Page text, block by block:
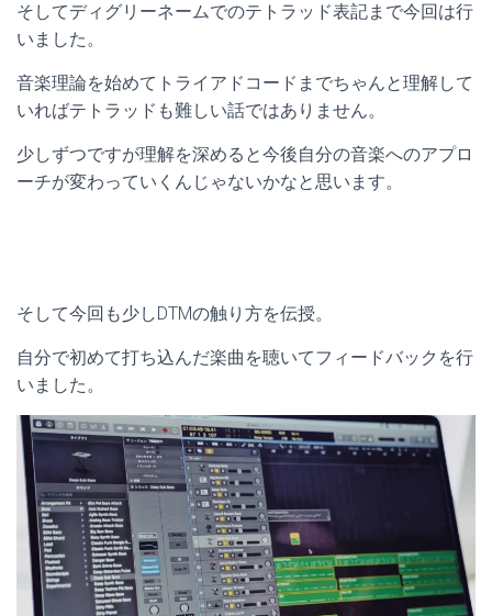
そしてディグリーネームでのテトラッド表記まで今回は行
いました。
音楽理論を始めてトライアドコードまでちゃんと理解して
いればテトラッドも難しい話ではありません。
少しずつですが理解を深めると今後自分の音楽へのアプロ
ーチが変わっていくんじゃないかなと思います。
そして今回も少しDTMの触り方を伝授。
自分で初めて打ち込んだ楽曲を聴いてフィードバックを行
いました。